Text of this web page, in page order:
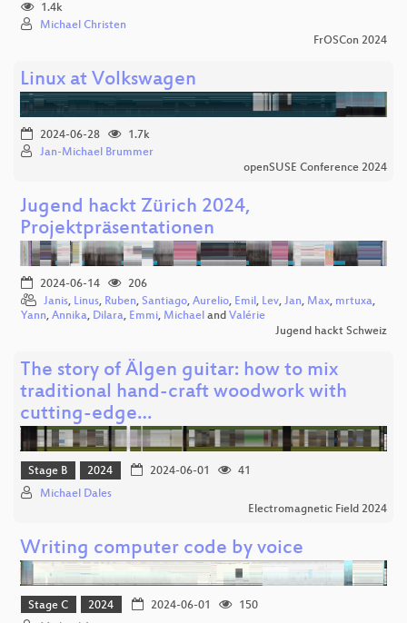
1.4k
Michael Christen
FrOSCon 2024
Linux at Volkswagen
2024-06-28
1.7k
Jan-Michael Brummer
openSUSE Conference 2024
Jugend hackt Zürich 2024,
Projektpräsentationen
2024-06-14
206
Janis, Linus, Ruben, Santiago, Aurelio, Emil, Lev, Jan, Max, mrtuxa,
Yann, Annika, Dilara, Emmi, Michael and Valérie
Jugend hackt Schweiz
The story of Älgen guitar: how to mix
traditional hand-craft woodwork with
cutting-edge…
Stage B 2024 2024-06-01
41
Michael Dales
Electromagnetic Field 2024
Writing computer code by voice
Stage C 2024 2024-06-01
150